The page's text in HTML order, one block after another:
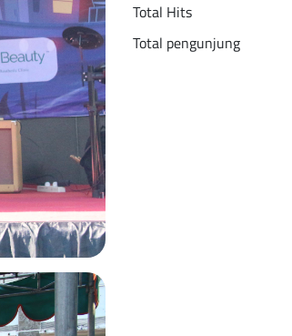
Total Hits
Total pengunjung